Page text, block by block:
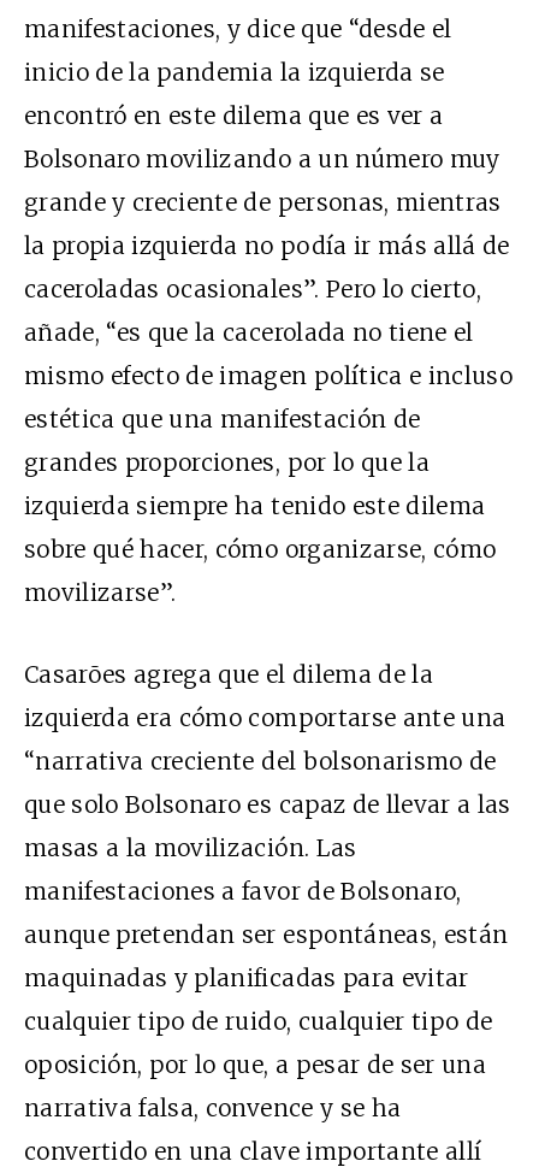
manifestaciones, y dice que “desde el
inicio de la pandemia la izquierda se
encontró en este dilema que es ver a
Bolsonaro movilizando a un número muy
grande y creciente de personas, mientras
la propia izquierda no podía ir más allá de
caceroladas ocasionales”. Pero lo cierto,
añade, “es que la cacerolada no tiene el
mismo efecto de imagen política e incluso
estética que una manifestación de
grandes proporciones, por lo que la
izquierda siempre ha tenido este dilema
sobre qué hacer, cómo organizarse, cómo
movilizarse”.
Casarões agrega que el dilema de la
izquierda era cómo comportarse ante una
“narrativa creciente del bolsonarismo de
que solo Bolsonaro es capaz de llevar a las
masas a la movilización. Las
manifestaciones a favor de Bolsonaro,
aunque pretendan ser espontáneas, están
maquinadas y planificadas para evitar
cualquier tipo de ruido, cualquier tipo de
oposición, por lo que, a pesar de ser una
narrativa falsa, convence y se ha
convertido en una clave importante allí